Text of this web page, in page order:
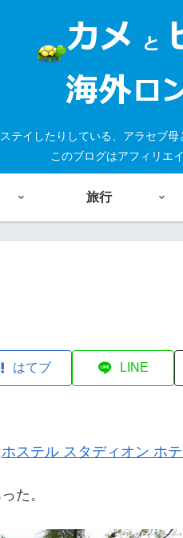
テイしたりしている、アラセブ
このブログはアフィリエ
旅行
はてブ LINE
ホステル スタディオン ホ
た。